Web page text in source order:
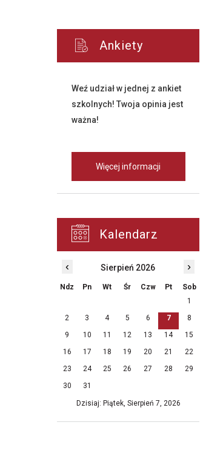
Ankiety
Weź udział w jednej z ankiet
szkolnych! Twoja opinia jest
ważna!
Więcej informacji
Kalendarz
‹ Sierpień 2026 ›
Ndz Pn Wt Śr Czw Pt
Sob
1
2
3 4 5 6 7
8
9
10 11 12 13 14
15
16
17 18 19 20 21
22
23
24 25 26 27 28
29
30
31
Dzisiaj: Piątek, Sierpień 7, 2026